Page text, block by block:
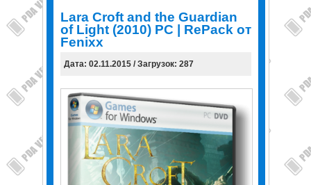
Lara Croft and the Guardian
of Light (2010) PC | RePack от
Fenixx
Дата: 02.11.2015 / Загрузок: 287